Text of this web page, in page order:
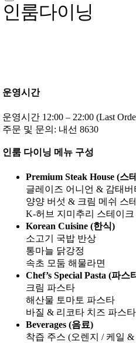
인룸다이닝
운영시간
운영시간 12:00 – 22:00 (Last
주문 및 문의: 내선 8630
인룸 다이닝 메뉴 구성
Premium Steak House (스
글레이즈 어니언 & 감태
양양 버섯 & 크림 메쉬 스
K-허브 지미추리 스테이크
Korean Cuisine (한식)
소고기 국밥 반상
통마늘 닭강정
속초 모둠 해물라면
Chef’s Special Pasta (파스
크림 파스타
해산물 토마토 파스타
바질 & 리코타 치즈 파스타
Beverages (음료)
착즙 주스 (오렌지 / 케일